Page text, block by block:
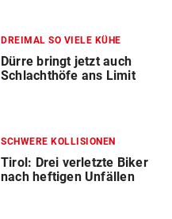
DREIMAL SO VIELE KÜHE
Dürre bringt jetzt auch
Schlachthöfe ans Limit
SCHWERE KOLLISIONEN
Tirol: Drei verletzte Biker
nach heftigen Unfällen